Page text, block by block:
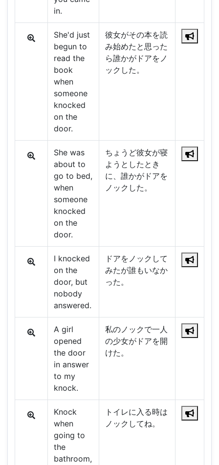
in.
She'd just
begun to
read the
book
when
someone
knocked
on the
door.
彼女がその本を読
み始めたと思った
ら誰かがドアをノ
ックした。
She was
about to
go to bed,
when
someone
knocked
on the
door.
ちょうど彼女が寝
ようとしたとき
に、誰かがドアを
ノックした。
I knocked
on the
door, but
nobody
answered.
ドアをノックして
みたが誰もいなか
った。
A girl
opened
the door
in answer
to my
knock.
私のノックで一人
の少女がドアを開
けた。
Knock
when
going to
the
bathroom,
トイレに入る時は
ノックしてね。